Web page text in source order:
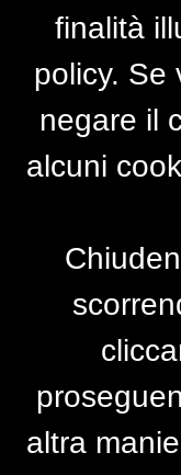
Per
finalità
policy. Se
negare il
alcuni
altra